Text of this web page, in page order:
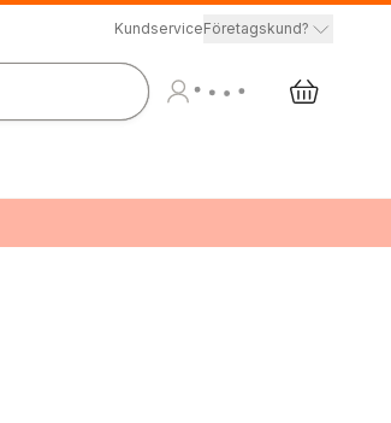
KundserviceFöretagskund?